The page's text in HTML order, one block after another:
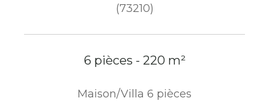
(73210)
6 pièces - 220 m²
Maison/Villa 6 pièces